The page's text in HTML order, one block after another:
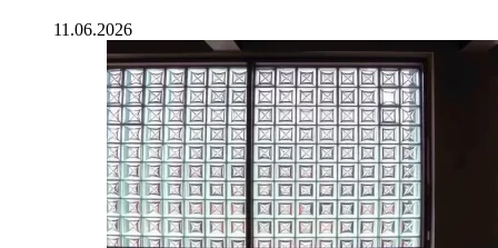
11.06.2026